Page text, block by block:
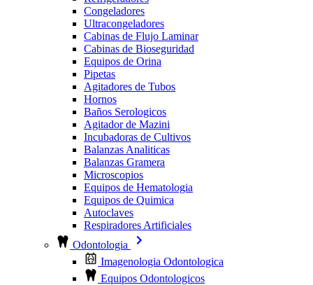
Congeladores
Ultracongeladores
Cabinas de Flujo Laminar
Cabinas de Bioseguridad
Equipos de Orina
Pipetas
Agitadores de Tubos
Hornos
Baños Serologicos
Agitador de Mazini
Incubadoras de Cultivos
Balanzas Analiticas
Balanzas Gramera
Microscopios
Equipos de Hematologia
Equipos de Quimica
Autoclaves
Respiradores Artificiales
Odontologia
Imagenologia Odontologica
Equipos Odontologicos